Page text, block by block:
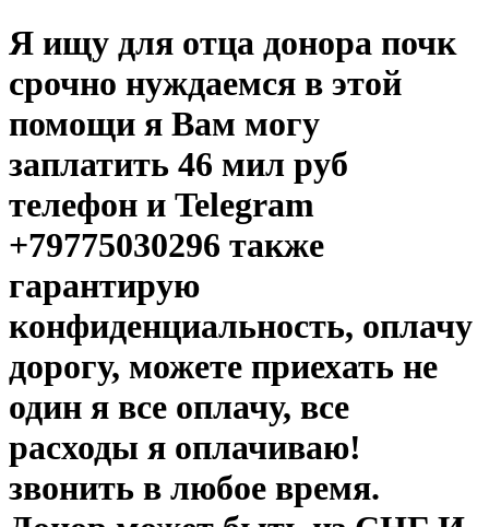
Я ищу для отца донора почк
срочно нуждаемся в этой
помощи я Вам могу
заплатить 46 мил руб
телефон и Telegram
+79775030296 также
гарантирую
конфиденциальность, оплачу
дорогу, можете приехать не
один я все оплачу, все
расходы я оплачиваю!
звонить в любое время.